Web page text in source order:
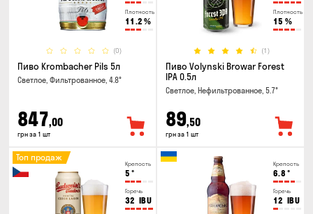
Плотность
11.2 %
(0)
Пиво Krombacher Pils 5л
Светлое, Фильтрованное, 4.8°
847,00
грн за 1 шт
Плотность
15 %
(1)
Пиво Volynski Browar Forest
IPA 0.5л
Светлое, Нефильтрованное, 5.7°
89,50
грн за 1 шт
Крепость
5 °
Горечь
32 IBU
Топ продаж
Крепость
6.8 °
Горечь
12 IBU